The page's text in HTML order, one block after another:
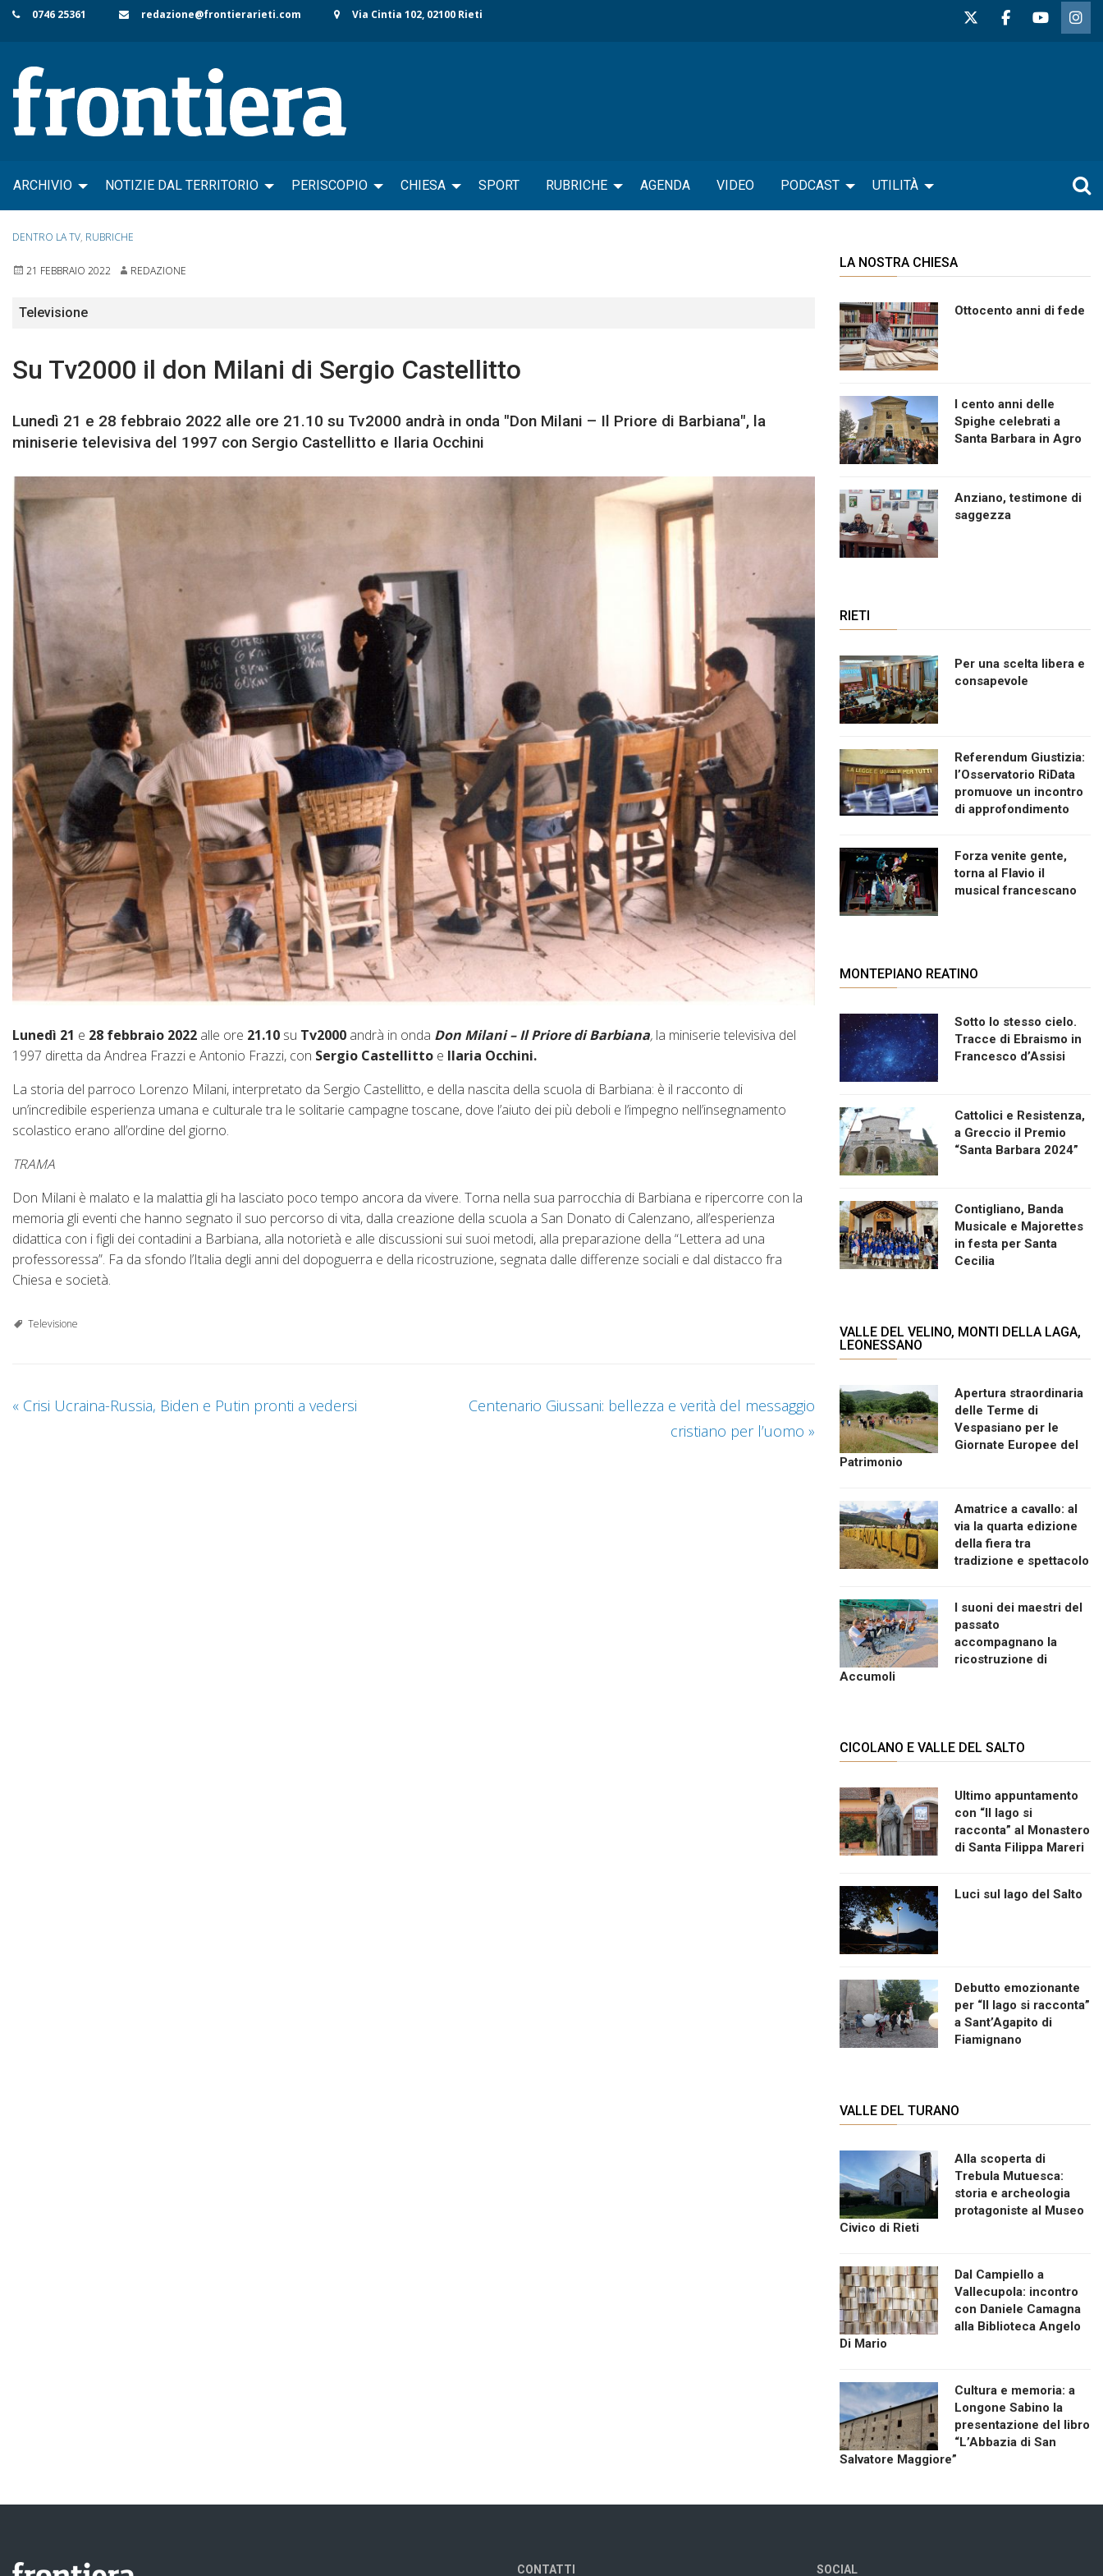
Skip
content
0746 25361 redazione@frontierarieti.com Via Cintia 102, 02100 Rieti
ARCHIVIO NOTIZIE DAL TERRITORIO PERISCOPIO CHIESA SPORT RUBRICHE AGENDA VIDEO PODCAST UTILITÀ
DENTRO LA TV, RUBRICHE
21 FEBBRAIO 2022 REDAZIONE
Televisione
Su Tv2000 il don Milani di Sergio Castellitto
Lunedì 21 e 28 febbraio 2022 alle ore 21.10 su Tv2000 andrà in onda "Don Milani – Il Priore di Barbiana", la
miniserie televisiva del 1997 con Sergio Castellitto e Ilaria Occhini
Lunedì 21 e 28 febbraio 2022 alle ore 21.10 su Tv2000 andrà in onda Don Milani – Il Priore di Barbiana, la miniserie televisiva del
1997 diretta da Andrea Frazzi e Antonio Frazzi, con Sergio Castellitto e Ilaria Occhini.
La storia del parroco Lorenzo Milani, interpretato da Sergio Castellitto, e della nascita della scuola di Barbiana: è il racconto di
un’incredibile esperienza umana e culturale tra le solitarie campagne toscane, dove l’aiuto dei più deboli e l’impegno nell’insegnamento
scolastico erano all’ordine del giorno.
TRAMA
Don Milani è malato e la malattia gli ha lasciato poco tempo ancora da vivere. Torna nella sua parrocchia di Barbiana e ripercorre con la
memoria gli eventi che hanno segnato il suo percorso di vita, dalla creazione della scuola a San Donato di Calenzano, all’esperienza
didattica con i figli dei contadini a Barbiana, alla notorietà e alle discussioni sui suoi metodi, alla preparazione della “Lettera ad una
professoressa”. Fa da sfondo l’Italia degli anni del dopoguerra e della ricostruzione, segnata dalle differenze sociali e dal distacco fra
Chiesa e società.
Televisione
« Crisi Ucraina-Russia, Biden e Putin pronti a vedersi
Centenario Giussani: bellezza e verità del messaggio
cristiano per l’uomo »
LA NOSTRA CHIESA
Ottocento anni di fede
I cento anni delle
Spighe celebrati a
Santa Barbara in Agro
Anziano, testimone di
saggezza
RIETI
Per una scelta libera e
consapevole
Referendum Giustizia:
l’Osservatorio RiData
promuove un incontro
di approfondimento
Forza venite gente,
torna al Flavio il
musical francescano
MONTEPIANO REATINO
Sotto lo stesso cielo.
Tracce di Ebraismo in
Francesco d’Assisi
Cattolici e Resistenza,
a Greccio il Premio
“Santa Barbara 2024”
Contigliano, Banda
Musicale e Majorettes
in festa per Santa
Cecilia
VALLE DEL VELINO, MONTI DELLA LAGA,
LEONESSANO
Apertura straordinaria
delle Terme di
Vespasiano per le
Giornate Europee del
Patrimonio
Amatrice a cavallo: al
via la quarta edizione
della fiera tra
tradizione e spettacolo
I suoni dei maestri del
passato
accompagnano la
ricostruzione di
Accumoli
CICOLANO E VALLE DEL SALTO
Ultimo appuntamento
con “Il lago si
racconta” al Monastero
di Santa Filippa Mareri
Luci sul lago del Salto
Debutto emozionante
per “Il lago si racconta”
a Sant’Agapito di
Fiamignano
VALLE DEL TURANO
Alla scoperta di
Trebula Mutuesca:
storia e archeologia
protagoniste al Museo
Civico di Rieti
Dal Campiello a
Vallecupola: incontro
con Daniele Camagna
alla Biblioteca Angelo
Di Mario
Cultura e memoria: a
Longone Sabino la
presentazione del libro
“L’Abbazia di San
Salvatore Maggiore”
CONTATTI SOCIAL